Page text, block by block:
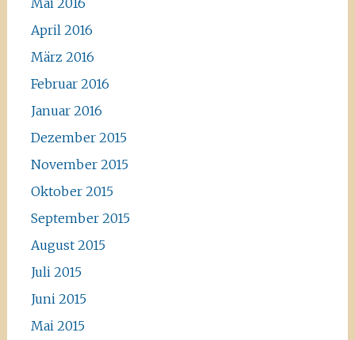
April 2016
März 2016
Februar 2016
Januar 2016
Dezember 2015
November 2015
Oktober 2015
September 2015
August 2015
Juli 2015
Juni 2015
Mai 2015